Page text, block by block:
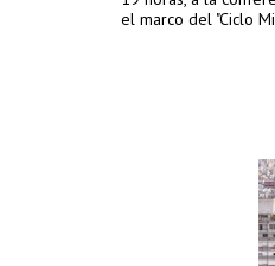
el marco del "Ciclo